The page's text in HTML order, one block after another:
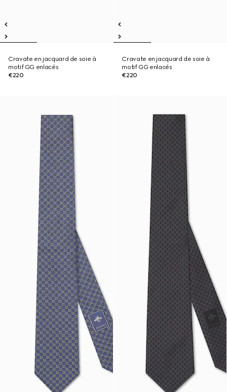
Cravate en jacquard de soie à
motif GG enlacés
€220
Cravate en jacquard de soie à
motif GG enlacés
€220